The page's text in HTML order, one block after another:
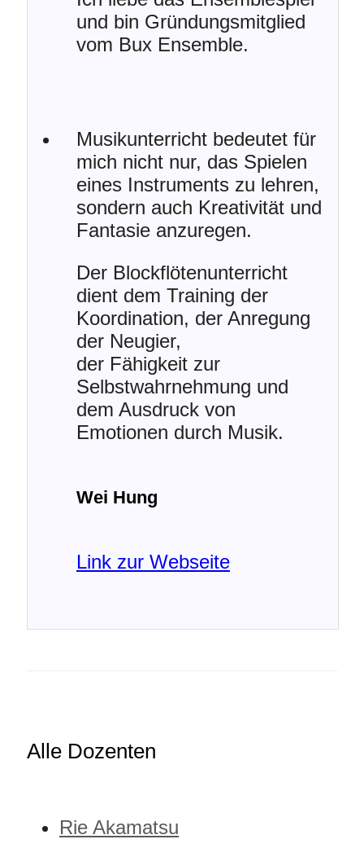
und bin Gründungsmitglied
vom Bux Ensemble.
Musikunterricht bedeutet für
mich nicht nur, das Spielen
eines Instruments zu lehren,
sondern auch Kreativität und
Fantasie anzuregen.
Der Blockflötenunterricht
dient dem Training der
Koordination, der Anregung
der Neugier,
der Fähigkeit zur
Selbstwahrnehmung und
dem Ausdruck von
Emotionen durch Musik.
Wei Hung
Link zur Webseite
Alle Dozenten
Rie Akamatsu